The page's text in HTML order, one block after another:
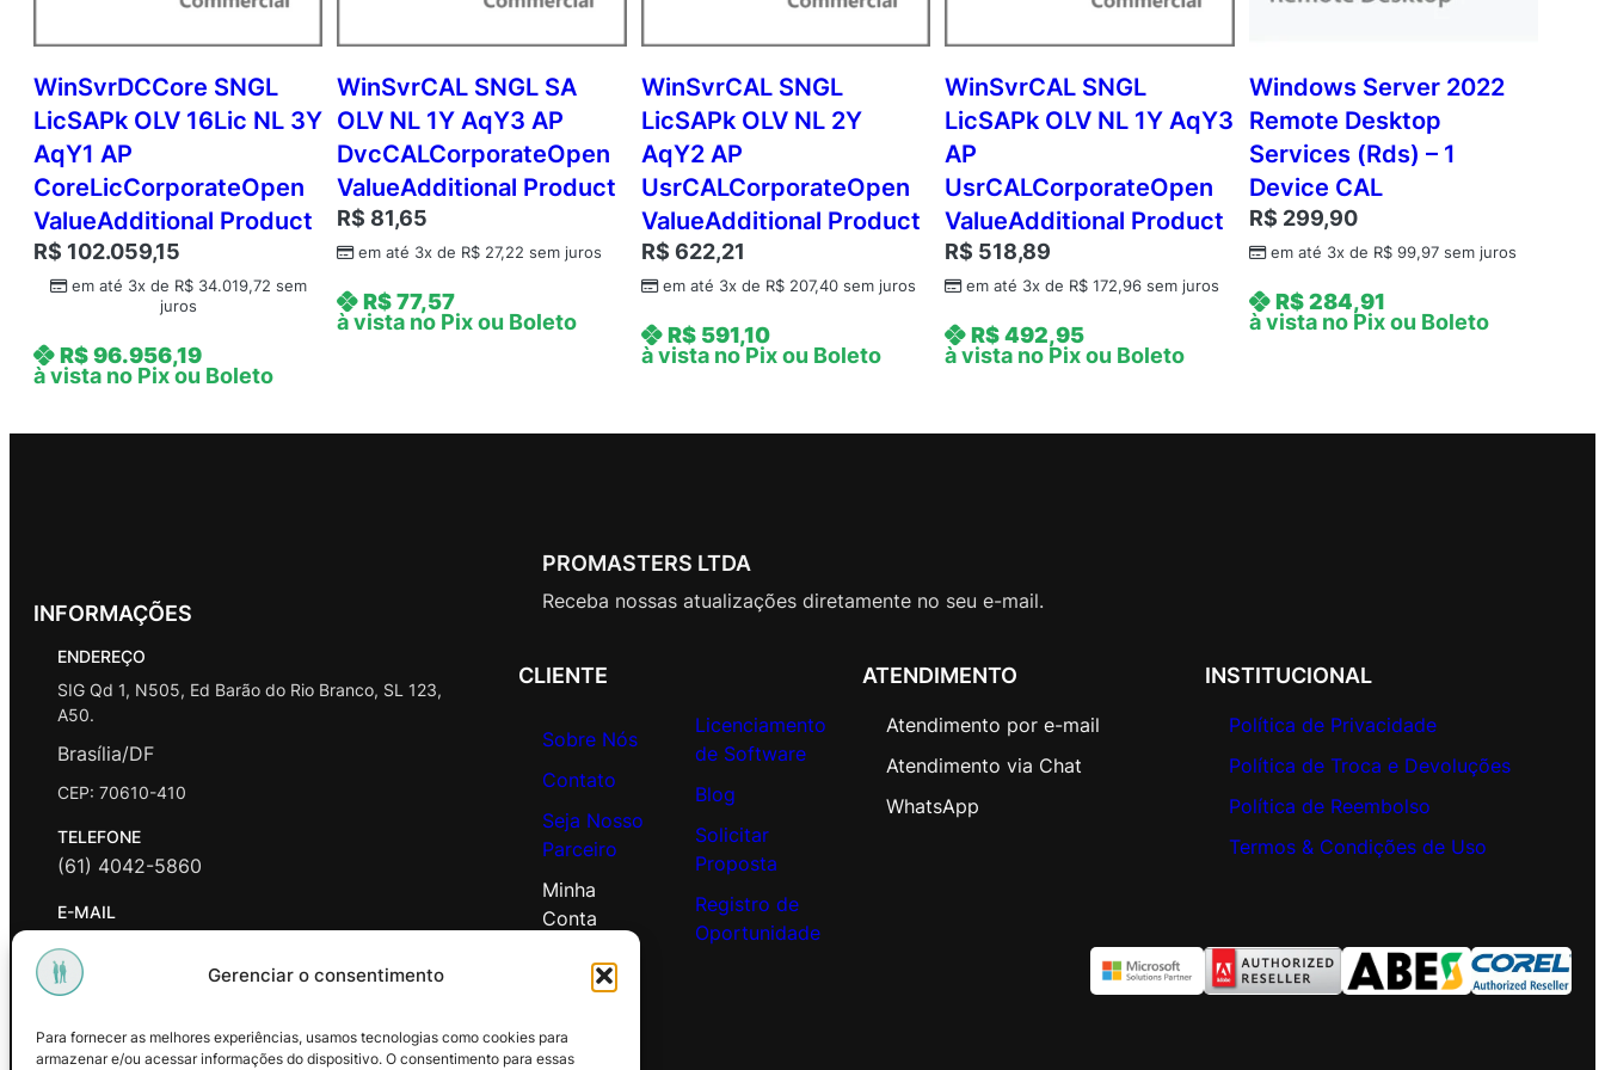
Gerenciar o consentimento
Para fornecer as melhores experiências, usamos tecnologias como cookies para
armazenar e/ou acessar informações do dispositivo. O consentimento para essas
q
Y
1
A
c
d
m
c
A
C
o
c
a
WinSvrDCCore SNGL
LicSAPk OLV 16Lic NL 3Y
AqY1 AP
CoreLicCorporateOpen
ValueAdditional Product
R$ 102.059,15
em até 3x de R$34.019,72 sem
juros
R$96.956,19
à vista no Pix ou Boleto
WinSvrCAL SNGL SA
OLV NL 1Y AqY3 AP
DvcCALCorporateOpen
ValueAdditional Product
R$ 81,65
em até 3x de R$ 27,22 sem juros
R$77,57
à vista no Pix ou Boleto
WinSvrCAL SNGL
LicSAPk OLV NL 2Y
AqY2 AP
UsrCALCorporateOpen
ValueAdditional Product
R$ 622,21
em até 3x de R$207,40sem juros
R$591,10
à vista no Pix ou Boleto
WinSvrCAL SNGL
LicSAPk OLV NL 1Y AqY3
AP
UsrCALCorporateOpen
ValueAdditional Product
R$ 518,89
em até 3x de R$ 172,96 sem juros
R$492,95
à vista no Pix ou Boleto
Windows Server 2022
Remote Desktop
Services (Rds) – 1
Device CAL
R$ 299,90
em até 3x de R$99,97sem juros
R$284,91
à vista no Pix ou Boleto
INFORMAÇÕES
ENDEREÇO
SIG Qd 1, N505, Ed Barão do Rio Branco, SL 123,
A50.
Brasília/DF
CEP: 70610-410
TELEFONE
(61) 4042-5860
E-MAIL
contato@promasters.net.br
HORÁRIO DE ATENDIMENTO
PROMASTERS LTDA
Receba nossas atualizações diretamente no seu e-mail.
CLIENTE
Sobre Nós
Contato
Seja Nosso
Parceiro
Minha
Conta
Licenciamento
de Software
Blog
Solicitar
Proposta
Registro de
Oportunidade
ATENDIMENTO
Atendimento por e-mail
Atendimento via Chat
WhatsApp
INSTITUCIONAL
Política de Privacidade
Política de Troca e Devoluções
Política de Reembolso
Termos & Condições de Uso